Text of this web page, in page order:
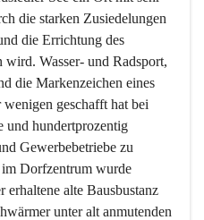
die starken Zusiedelungen
die Errichtung des
Wasser- und Radsport,
die Markenzeichen eines
geschafft hat bei
und hundertprozentig
Gewerbebetriebe zu
Dorfzentrum wurde
erhaltene alte Bausbustanz
unter alt anmutenden